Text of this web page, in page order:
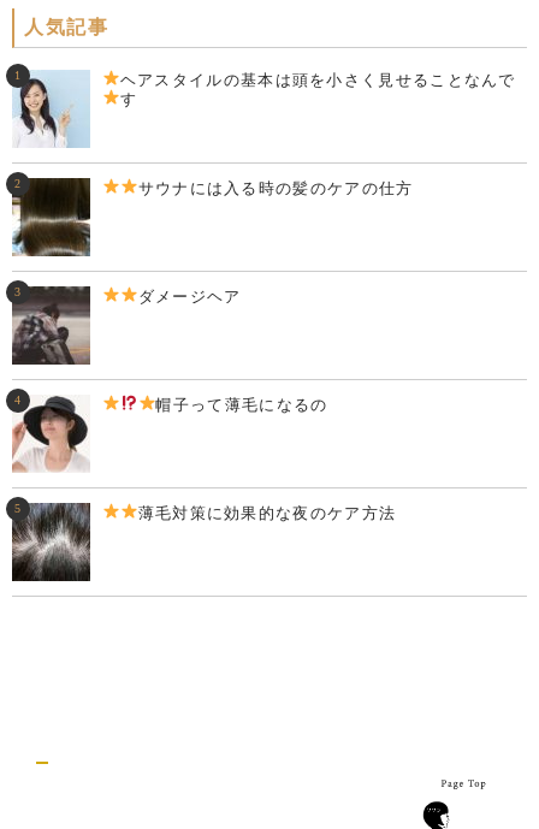
人気記事
ヘアスタイルの基本は頭を小さく見せることなんで
す
サウナには入る時の髪のケアの仕方
ダメージヘア
帽子って薄毛になるの
薄毛対策に効果的な夜のケア方法